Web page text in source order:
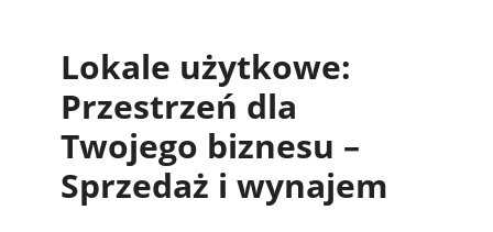
Lokale użytkowe:
Przestrzeń dla
Twojego biznesu –
Sprzedaż i wynajem